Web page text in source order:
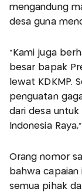
mengandung
desa guna
"Kami juga
besar bapak
lewat KDKMP.
penguatan
dari desa untuk
Indonesia
Orang nomor
bahwa capaian
semua pihak